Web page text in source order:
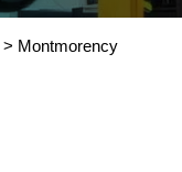
> Montmorency